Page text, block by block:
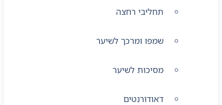
תחליבי רחצה
שמפו ומרכך לשיער
מסיכות לשיער
דאודורנטים